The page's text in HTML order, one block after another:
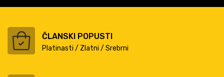
ČLANSKI POPUSTI
Platinasti / Zlatni / Srebrni